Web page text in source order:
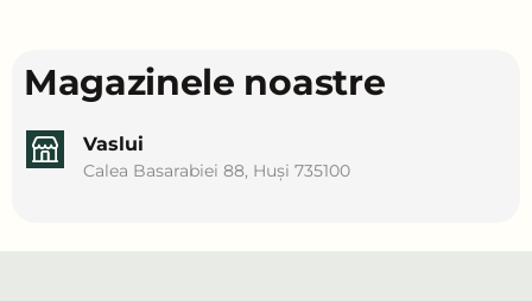
Magazinele noastre
Vaslui
Calea Basarabiei 88, Huși 735100